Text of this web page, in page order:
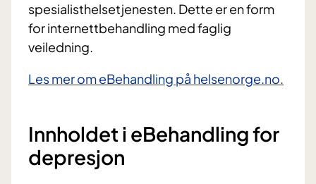
spesialisthelsetjenesten. Dette er en form
for internettbehandling med faglig
veiledning.
Les mer om eBehandling på helsenorge.no.
Innholdet i eBehandling for
depresjon